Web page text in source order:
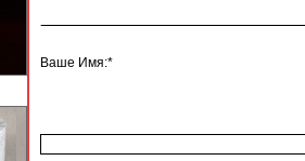
Ваше Имя:*